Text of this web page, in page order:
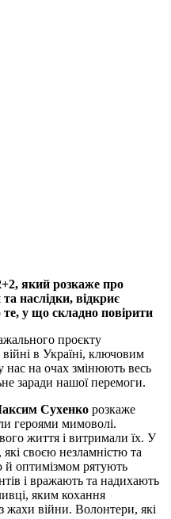
який розкаже про
та наслідки, відкриє
те, у що складно повірити
проєкту
в Україні, ключовим
нас на очах змінюють весь
заради нашої перемоги.
Сухенко розкаже
героями мимоволі.
життя і витримали їх. У
своєю незламністю та
й оптимізмом рятують
і вражають та надихають
яким кохання
жахи війни. Волонтери, які